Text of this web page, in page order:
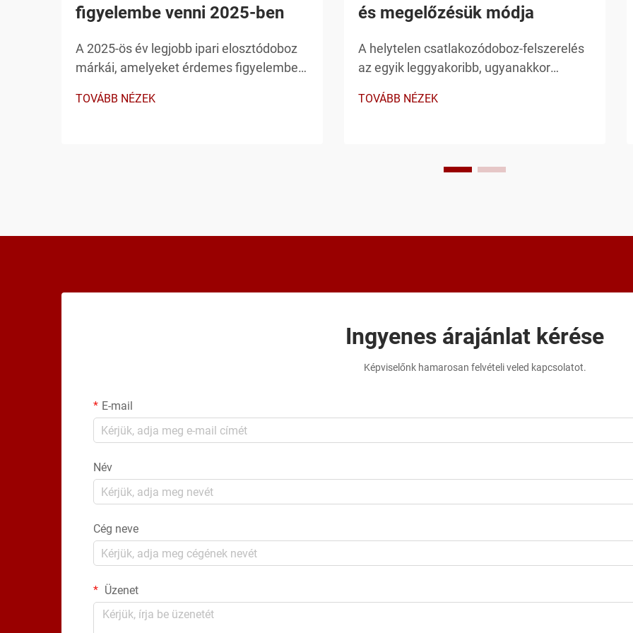
figyelembe venni 2025-ben
A 2025-ös év legjobb ipari elosztódoboz
márkái, amelyeket érdemes figyelembe
és tartós villamosenergia-elosztási
TOVÁBB NÉZEK
és megelőzésük módja
A helytelen csatlakozódoboz-felszerelés
az egyik leggyakoribb, ugyanakkor
szerelésekben, amely biztonsági
TOVÁBB NÉZEK
Ingyenes árajánlat kérése
Képviselőnk hamarosan felvételi veled kapcsolatot.
E-mail
Név
Cég neve
Üzenet